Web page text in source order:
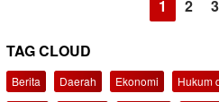
1 2 3
TAG CLOUD
Berita Daerah Ekonomi Hukum